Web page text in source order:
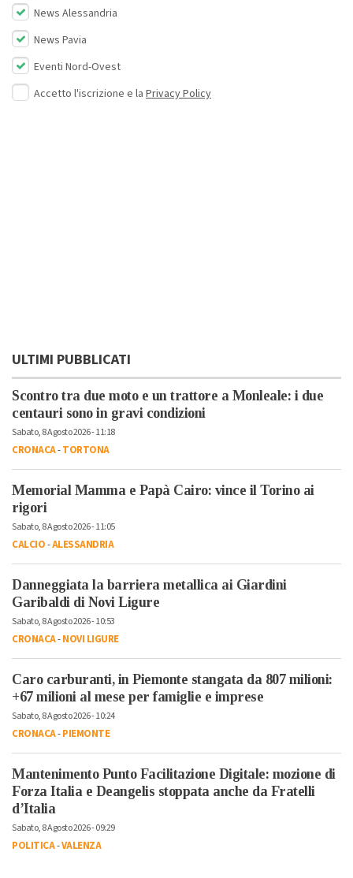
News Alessandria
News Pavia
Eventi Nord-Ovest
Accetto l'iscrizione e la Privacy Policy
ULTIMI PUBBLICATI
Scontro tra due moto e un trattore a Monleale: i due
centauri sono in gravi condizioni
Sabato, 8 Agosto 2026 - 11:18
CRONACA-TORTONA
Memorial Mamma e Papà Cairo: vince il Torino ai
rigori
Sabato, 8 Agosto 2026 - 11:05
CALCIO-ALESSANDRIA
Danneggiata la barriera metallica ai Giardini
Garibaldi di Novi Ligure
Sabato, 8 Agosto 2026 - 10:53
CRONACA-NOVI LIGURE
Caro carburanti, in Piemonte stangata da 807 milioni:
+67 milioni al mese per famiglie e imprese
Sabato, 8 Agosto 2026 - 10:24
CRONACA-PIEMONTE
Mantenimento Punto Facilitazione Digitale: mozione di
Forza Italia e Deangelis stoppata anche da Fratelli
d’Italia
Sabato, 8 Agosto 2026 - 09:29
POLITICA-VALENZA